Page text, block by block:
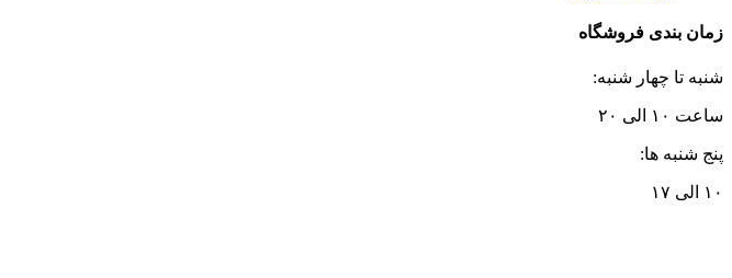
زمان بندی فروشگاه
شنبه تا چهار شنبه:
ساعت ۱۰ الی ۲۰
پنج شنبه ها:
۱۰ الی ۱۷